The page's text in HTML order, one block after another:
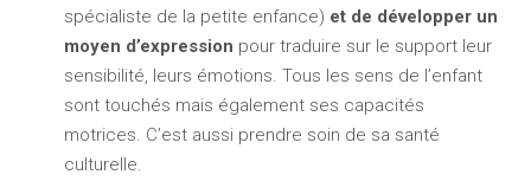
spécialiste de la petite enfance) et de développer un
moyen d’expression pour traduire sur le support leur
sensibilité, leurs émotions. Tous les sens de l’enfant
sont touchés mais également ses capacités
motrices. C’est aussi prendre soin de sa santé
culturelle.